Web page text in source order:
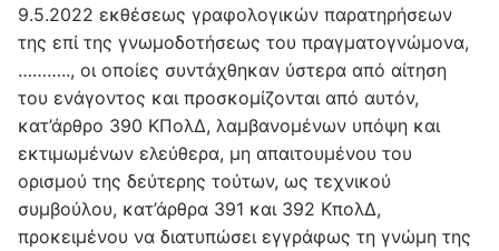
9.5.2022 εκθέσεως γραφολογικών παρατηρήσεων
της επί της γνωμοδοτήσεως του πραγματογνώμονα,
……….., οι οποίες συντάχθηκαν ύστερα από αίτηση
του ενάγοντος και προσκομίζονται από αυτόν,
κατ’άρθρο 390 ΚΠολΔ, λαμβανομένων υπόψη και
εκτιμωμένων ελεύθερα, μη απαιτουμένου του
ορισμού της δεύτερης τούτων, ως τεχνικού
συμβούλου, κατ’άρθρα 391 και 392 ΚπολΔ,
προκειμένου να διατυπώσει εγγράφως τη γνώμη της